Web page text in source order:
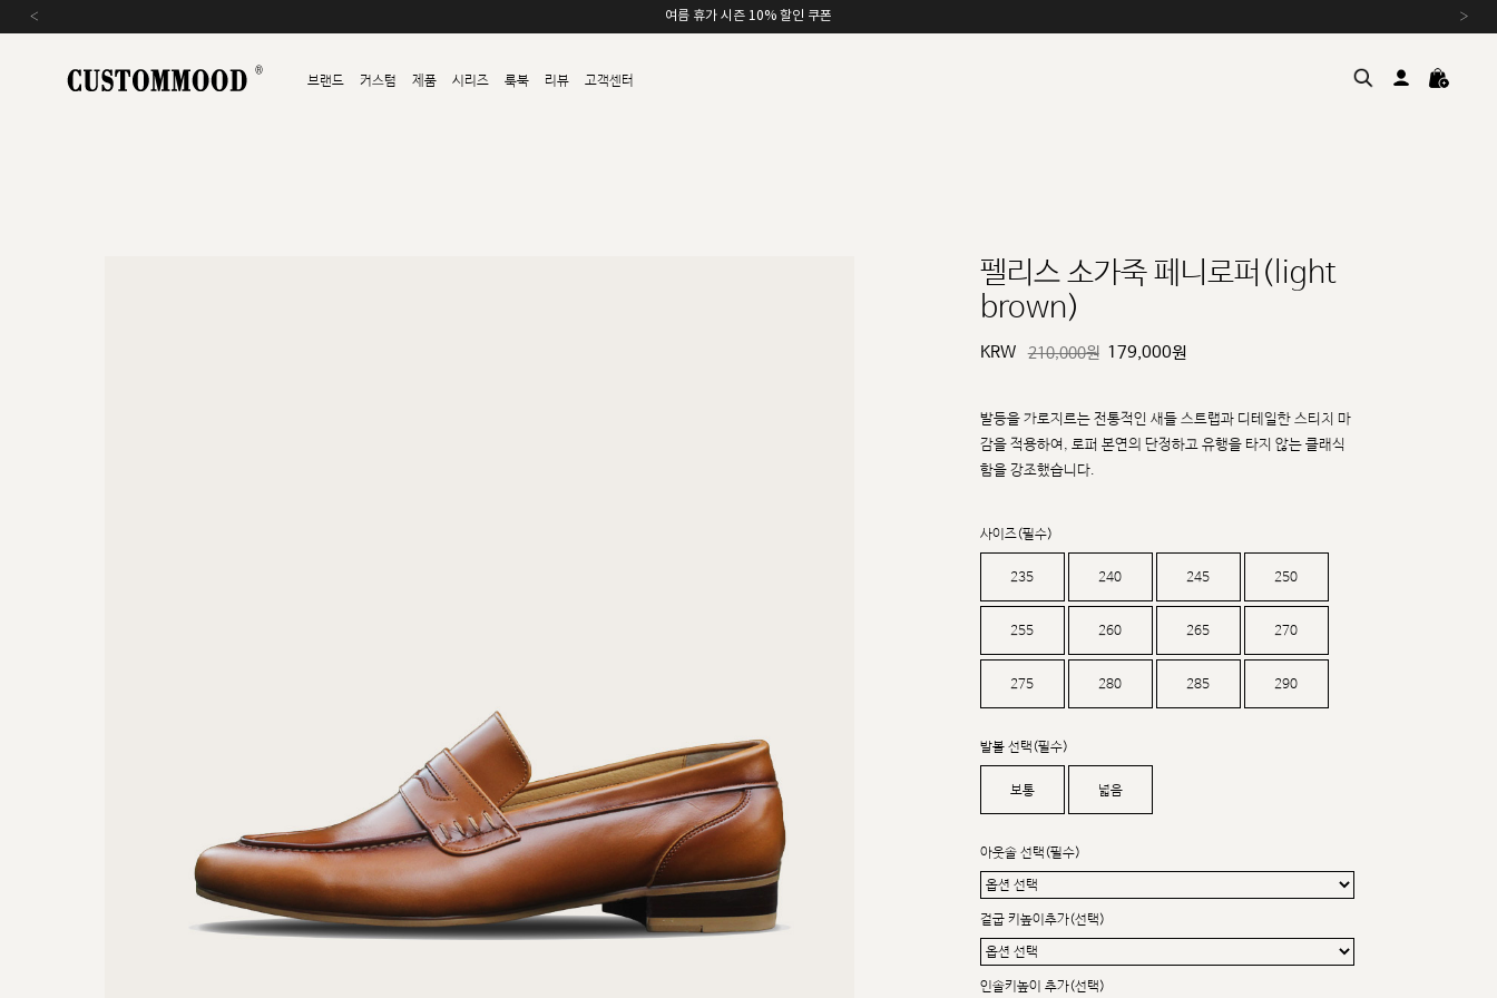
여름 휴가 시즌 10% 할인 쿠폰
‹ ›
브랜드 커스텀 제품 시리즈 룩북 리뷰 고객센터
펠리스 소가죽 페니로퍼(light
brown)
KRW 210,000원 179,000원
발등을 가로지르는 전통적인 새들 스트랩과 디테일한 스티치 마
감을 적용하여, 로퍼 본연의 단정하고 유행을 타지 않는 클래식
함을 강조했습니다.
사이즈(필수)
235 240 245 250
255 260 265 270
275 280 285 290
발볼 선택(필수)
보통 넓음
아웃솔 선택(필수)
겉굽 키높이추가(선택)
인솔키높이 추가(선택)